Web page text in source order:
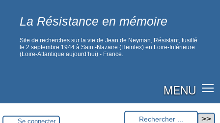
La Résistance en mémoire
Site de recherches sur la vie de Jean de Neyman, Résistant, fusillé
le 2 septembre 1944 à Saint-Nazaire (Heinlex) en Loire-Inférieure
(Loire-Atlantique aujourd’hui) - France.
MENU
Se connecter